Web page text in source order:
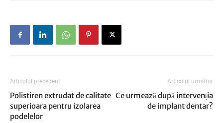
Articolul precedent
Polistiren extrudat de calitate
superioara pentru izolarea
podelelor
Articolul următor
Ce urmează după intervenția
de implant dentar?